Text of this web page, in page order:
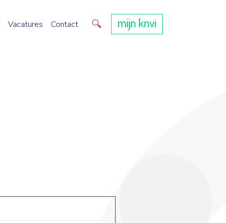
Vacatures Contact Direct zoeken
mijn knvi